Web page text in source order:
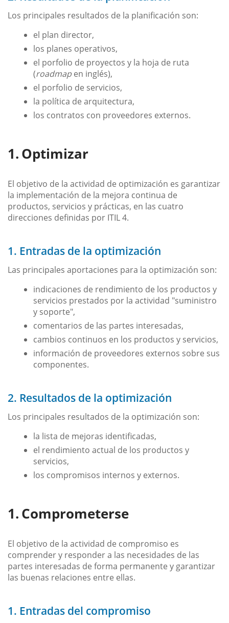
Los principales resultados de la planificación son:
el plan director,
los planes operativos,
el porfolio de proyectos y la hoja de ruta
(roadmapen inglés),
el porfolio de servicios,
la política de arquitectura,
los contratos con proveedores externos.
Optimizar
El objetivo de la actividad de optimización es garantizar
la implementación de la mejora continua de
productos, servicios y prácticas, en las cuatro
direcciones definidas por ITIL 4.
1. Entradas de la optimización
Las principales aportaciones para la optimización son:
indicaciones de rendimiento de los productos y
servicios prestados por la actividad "suministro
y soporte",
comentarios de las partes interesadas,
cambios continuos en los productos y servicios,
información de proveedores externos sobre sus
componentes.
2. Resultados de la optimización
Los principales resultados de la optimización son:
la lista de mejoras identificadas,
el rendimiento actual de los productos y
servicios,
los compromisos internos y externos.
Comprometerse
El objetivo de la actividad de compromiso es
comprender y responder a las necesidades de las
partes interesadas de forma permanente y garantizar
las buenas relaciones entre ellas.
1. Entradas del compromiso